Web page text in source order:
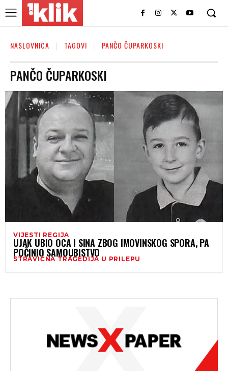
NASLOVNICA TAGOVI PANČO ČUPARKOSKI
PANČO ČUPARKOSKI
VIJESTI REGIJA
UJAK UBIO OCA I SINA ZBOG IMOVINSKOG SPORA, PA
POČINIO SAMOUBISTVO
STRAVIČNA TRAGEDIJA U PRILEPU